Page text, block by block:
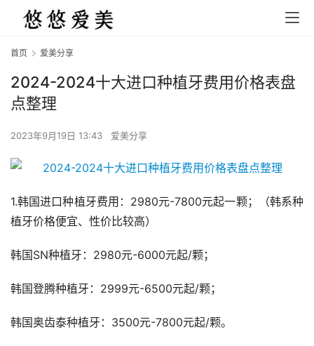
首页 爱美分享
2024-2024十大进口种植牙费用价格表盘
点整理
2023年9月19日 13:43 爱美分享
1.韩国进口种植牙费用：2980元-7800元起一颗；（韩系种
植牙价格便宜、性价比较高）
韩国SN种植牙：2980元-6000元起/颗；
韩国登腾种植牙：2999元-6500元起/颗；
韩国奥齿泰种植牙：3500元-7800元起/颗。